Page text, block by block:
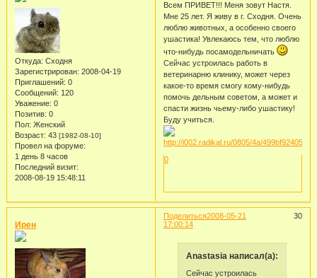
Откуда: Сходня
Зарегистрирован: 2008-04-19
Приглашений: 0
Сообщений: 120
Уважение: 0
Позитив: 0
Пол: Женский
Возраст: 43 [1982-08-10]
Провел на форуме:
1 день 8 часов
Последний визит:
2008-08-19 15:48:11
Всем ПРИВЕТ!!! Меня зовут Настя.
Мне 25 лет. Я живу в г. Сходня. Очень
люблю животных, а особенно своего
ушастика! Увлекаюсь тем, что люблю
что-нибудь посамодельничать
Сейчас устроилась работь в
ветеринарню клинику, может через
какое-то время смогу кому-нибудь
помочь дельным советом, а может и
спасти жизнь чьему-либо ушастику!
Буду учиться.
0
Поделиться 30
2008-05-21
17:00:14
Ирен
Anastasia написал(а):
Сейчас устроилась